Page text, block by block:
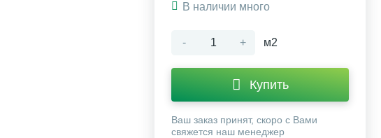
В наличии много
- + м2
Купить
Ваш заказ принят, скоро с Вами
свяжется наш менеджер